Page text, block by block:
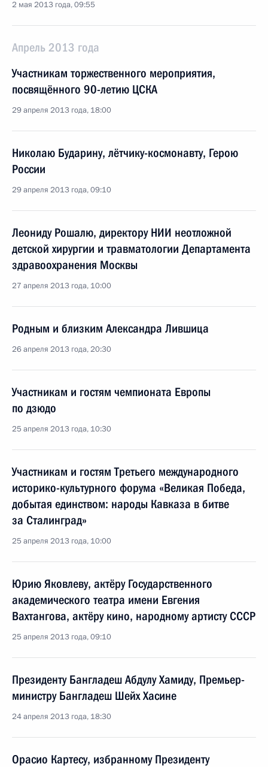
2 мая 2013 года, 09:55
Апрель 2013 года
Участникам торжественного мероприятия,
посвящённого 90-летию ЦСКА
29 апреля 2013 года, 18:00
Николаю Бударину, лётчику-космонавту, Герою
России
29 апреля 2013 года, 09:10
Леониду Рошалю, директору НИИ неотложной
детской хирургии и травматологии Департамента
здравоохранения Москвы
27 апреля 2013 года, 10:00
Родным и близким Александра Лившица
26 апреля 2013 года, 20:30
Участникам и гостям чемпионата Европы
по дзюдо
25 апреля 2013 года, 10:30
Участникам и гостям Третьего международного
историко-культурного форума «Великая Победа,
добытая единством: народы Кавказа в битве
за Сталинград»
25 апреля 2013 года, 10:00
Юрию Яковлеву, актёру Государственного
академического театра имени Евгения
Вахтангова, актёру кино, народному артисту СССР
25 апреля 2013 года, 09:10
Президенту Бангладеш Абдулу Хамиду, Премьер-
министру Бангладеш Шейх Хасине
24 апреля 2013 года, 18:30
Орасио Картесу, избранному Президенту